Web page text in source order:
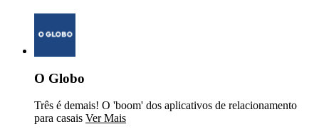
O Globo
Três é demais! O 'boom' dos aplicativos de relacionamento
para casais Ver Mais